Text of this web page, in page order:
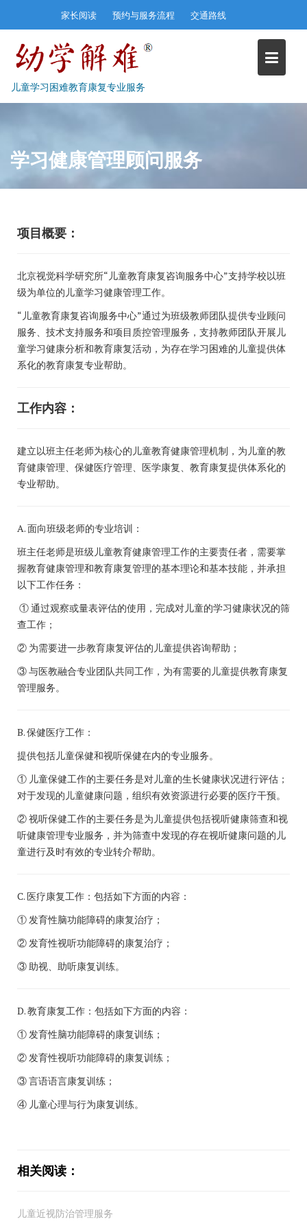
家长阅读 预约与服务流程 交通路线
儿童学习困难教育康复专业服务
学习健康管理顾问服务
项目概要：
北京视觉科学研究所“儿童教育康复咨询服务中心”支持学校以班
级为单位的儿童学习健康管理工作。
“儿童教育康复咨询服务中心”通过为班级教师团队提供专业顾问
服务、技术支持服务和项目质控管理服务，支持教师团队开展儿
童学习健康分析和教育康复活动，为存在学习困难的儿童提供体
系化的教育康复专业帮助。
工作内容：
建立以班主任老师为核心的儿童教育健康管理机制，为儿童的教
育健康管理、保健医疗管理、医学康复、教育康复提供体系化的
专业帮助。
A. 面向班级老师的专业培训：
班主任老师是班级儿童教育健康管理工作的主要责任者，需要掌
握教育健康管理和教育康复管理的基本理论和基本技能，并承担
以下工作任务：
① 通过观察或量表评估的使用，完成对儿童的学习健康状况的筛
查工作；
② 为需要进一步教育康复评估的儿童提供咨询帮助；
③ 与医教融合专业团队共同工作，为有需要的儿童提供教育康复
管理服务。
B. 保健医疗工作：
提供包括儿童保健和视听保健在内的专业服务。
① 儿童保健工作的主要任务是对儿童的生长健康状况进行评估；
对于发现的儿童健康问题，组织有效资源进行必要的医疗干预。
② 视听保健工作的主要任务是为儿童提供包括视听健康筛查和视
听健康管理专业服务，并为筛查中发现的存在视听健康问题的儿
童进行及时有效的专业转介帮助。
C. 医疗康复工作：包括如下方面的内容：
① 发育性脑功能障碍的康复治疗；
② 发育性视听功能障碍的康复治疗；
③ 助视、助听康复训练。
D. 教育康复工作：包括如下方面的内容：
① 发育性脑功能障碍的康复训练；
② 发育性视听功能障碍的康复训练；
③ 言语语言康复训练；
④ 儿童心理与行为康复训练。
相关阅读：
儿童近视防治管理服务